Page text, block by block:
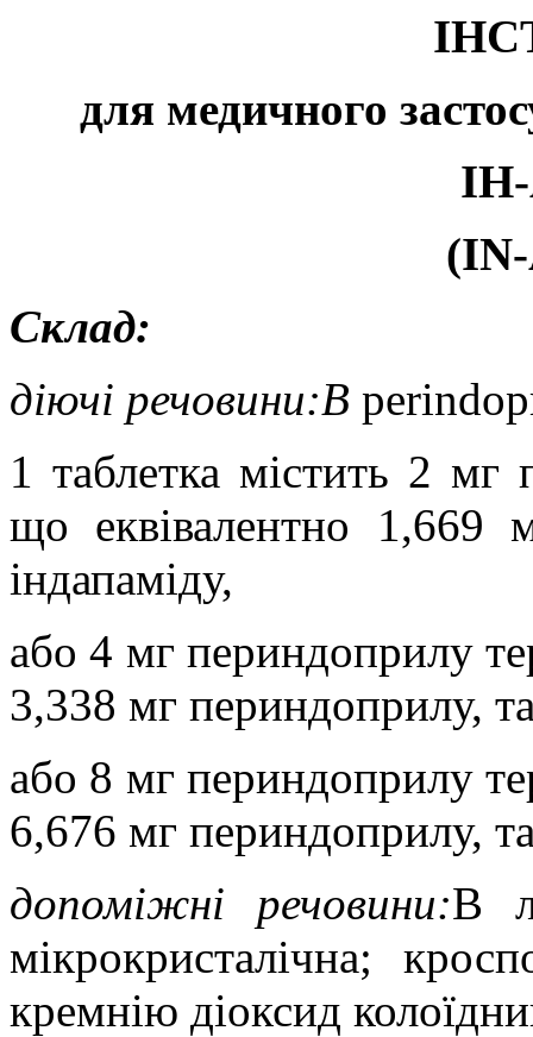
для медичного
Склад:
діючі речовини:В
1 таблетка містить 2 мг
що еквівалентно 1,669
індапаміду,
або 4 мг периндоприлу
3,338 мг периндоприлу,
або 8 мг периндоприлу
6,676 мг периндоприлу,
допомiжнi речовини:В
мікрокристалічна;
кремнію діоксид